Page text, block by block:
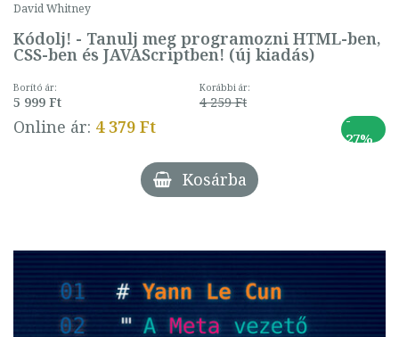
David Whitney
Kódolj! - Tanulj meg programozni HTML-ben,
CSS-ben és JAVAScriptben! (új kiadás)
Borító ár:
5 999 Ft
Korábbi ár:
4 259 Ft
Online ár: 4 379 Ft
-
27%
Kosárba